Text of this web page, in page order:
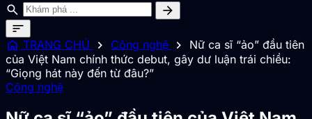
search
arrow_forward
sort
home TRANG CHỦ chevron_right Công nghệ chevron_right
Nữ ca sĩ “ảo” đầu tiên
của Việt Nam chính thức debut, gây dư luận trái chiều:
“Giọng hát này đến từ đâu?”
Công nghệ